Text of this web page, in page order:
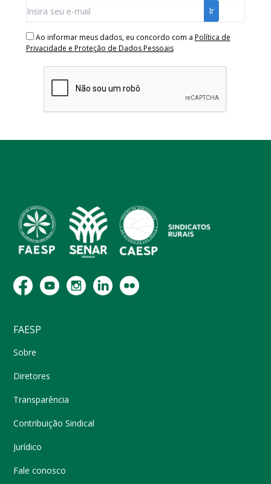
Ao informar meus dados, eu concordo com a Política de
Privacidade e Proteção de Dados Pessoais
FAESP
Sobre
Diretores
Transparência
Contribuição Sindical
Jurídico
Fale conosco